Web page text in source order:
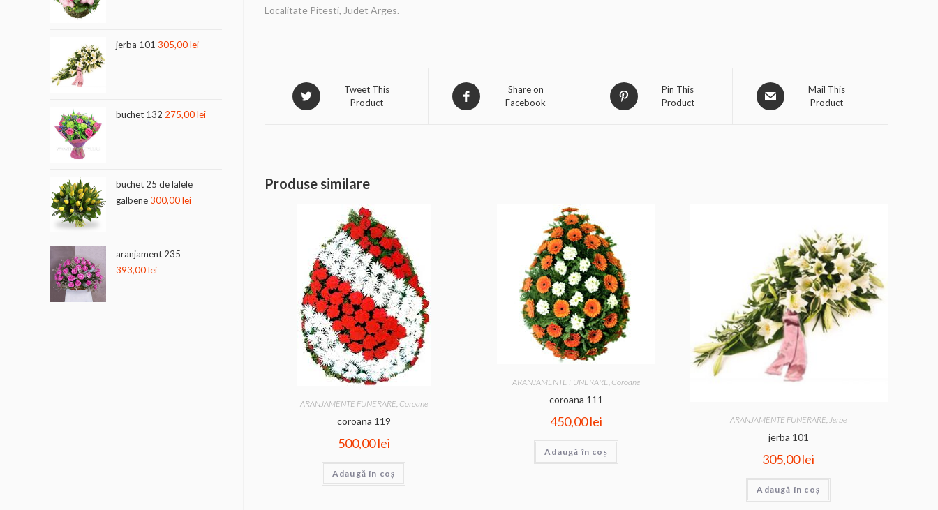
Localitate Pitesti, Judet Arges.
Tweet This
Product
Share on
Facebook
Pin This
Product
Mail This
Product
Produse similare
ARANJAMENTE FUNERARE, Coroane
coroana 119
500,00lei
Adaugă în coș
ARANJAMENTE FUNERARE, Coroane
coroana 111
450,00lei
Adaugă în coș
ARANJAMENTE FUNERARE,Jerbe
jerba 101
305,00lei
Adaugă în coș
jerba 101 305,00lei
buchet 132 275,00lei
buchet 25 de lalele
galbene300,00lei
aranjament 235
393,00lei